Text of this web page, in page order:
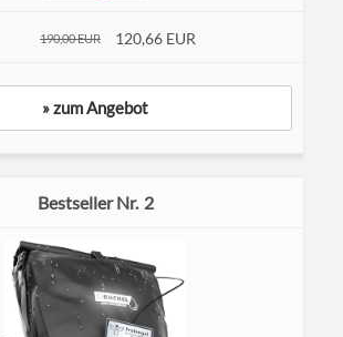
190,00 EUR 120,66 EUR
» zum Angebot
2